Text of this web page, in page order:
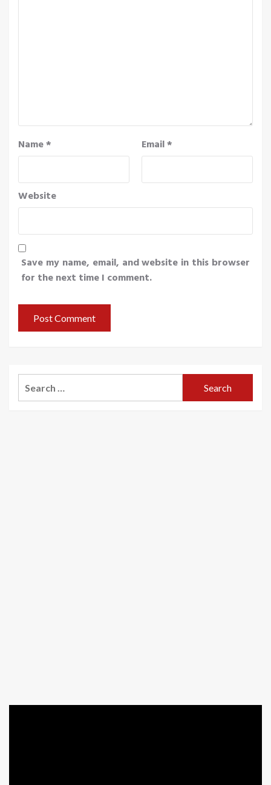
Name* Email*
Website
Save my name, email, and website in this browser
for the next time I comment.
for: